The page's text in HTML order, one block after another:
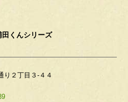
くんシリーズ
り２丁目３-４４